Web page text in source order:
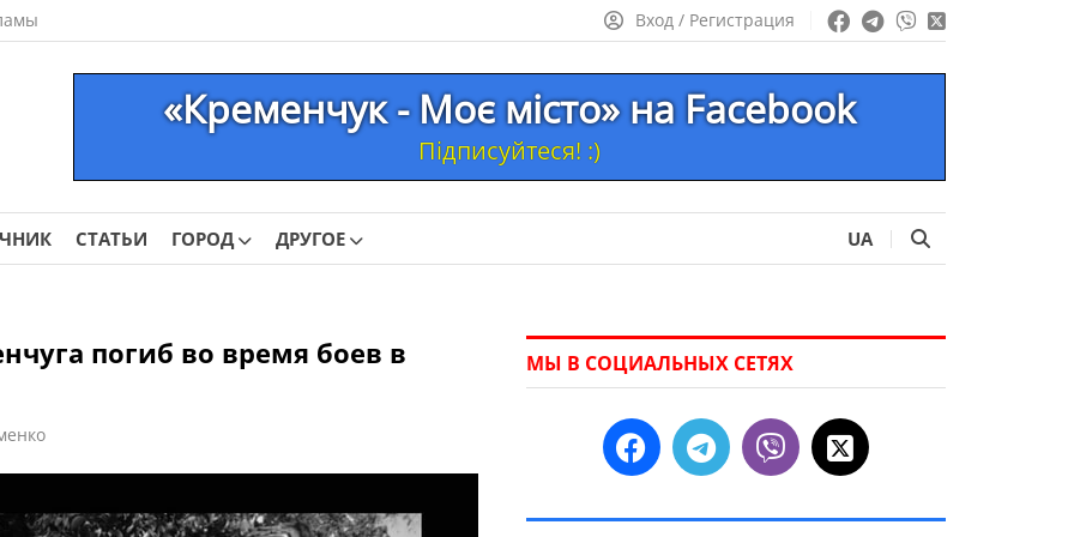
Вход / Регистрация
«Кременчук - Моє місто» на Facebook
Підписуйтеся! :)
СТАТЬИ ГОРОД ДРУГОЕ UA
погиб во время боев в МЫ В СОЦИАЛЬНЫХ СЕТЯХ